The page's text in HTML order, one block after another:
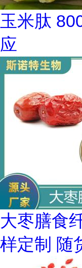
玉米肽
应
大枣膳食
样定制 随